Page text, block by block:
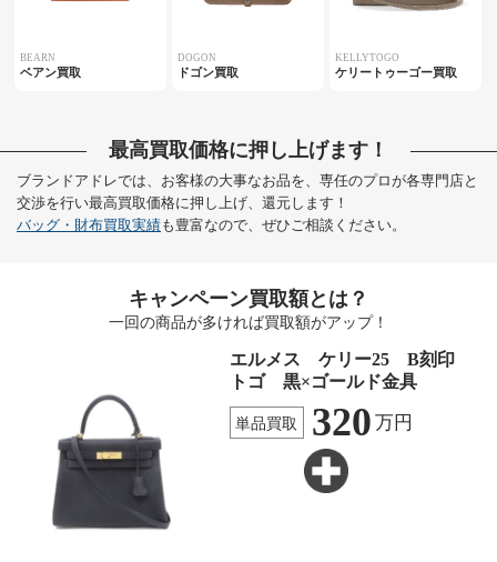
BEARN
ベアン買取
DOGON
ドゴン買取
KELLYTOGO
ケリートゥーゴー買取
最高買取価格に押し上げます！
ブランドアドレでは、お客様の大事なお品を、専任のプロが各専門店と
交渉を行い最高買取価格に押し上げ、還元します！
バッグ・財布買取実績も豊富なので、ぜひご相談ください。
キャンペーン買取額とは？
一回の商品が多ければ買取額がアップ！
エルメス ケリー25 B刻印
トゴ 黒×ゴールド金具
単品買取 320 万円